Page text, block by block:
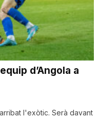
d’Angola a
l'exòtic. Serà davant